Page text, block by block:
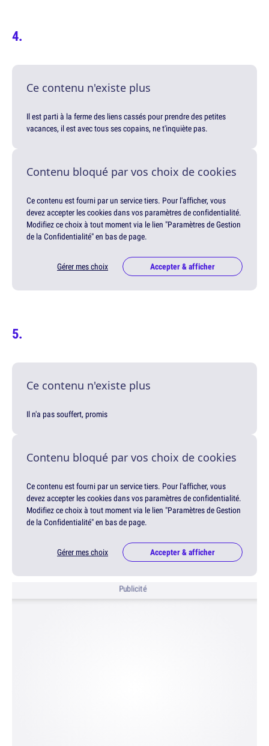
Ce contenu n'existe plus
Il est parti à la ferme des liens cassés pour prendre des petites
vacances, il est avec tous ses copains, ne t'inquiète pas.
Contenu bloqué par vos choix de cookies
Ce contenu est fourni par un service tiers. Pour l'afficher, vous
devez accepter les cookies dans vos paramètres de confidentialité.
Modifiez ce choix à tout moment via le lien "Paramètres de Gestion
de la Confidentialité" en bas de page.
Gérer mes choix Accepter & afficher
Ce contenu n'existe plus
Il n'a pas souffert, promis
Contenu bloqué par vos choix de cookies
Ce contenu est fourni par un service tiers. Pour l'afficher, vous
devez accepter les cookies dans vos paramètres de confidentialité.
Modifiez ce choix à tout moment via le lien "Paramètres de Gestion
de la Confidentialité" en bas de page.
Gérer mes choix Accepter & afficher
Publicité